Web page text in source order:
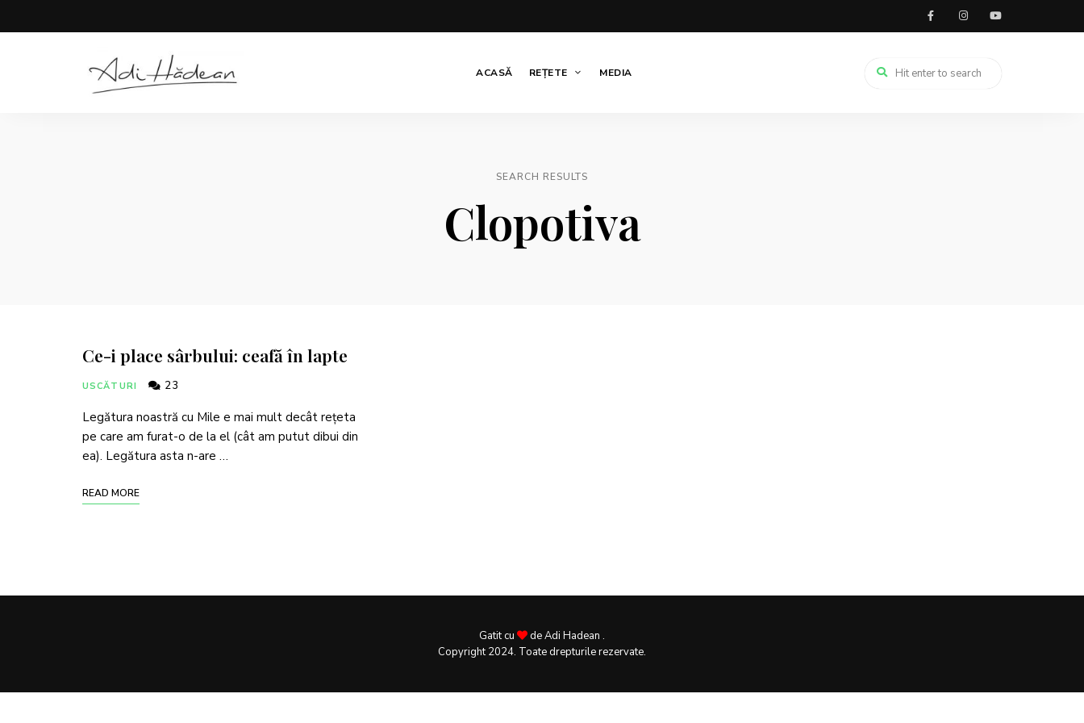
ACASĂ REȚETE MEDIA
SEARCH RESULTS
Clopotiva
Ce-i place sârbului: ceafă în lapte
USCĂTURI 23
Legătura noastră cu Mile e mai mult decât rețeta
pe care am furat-o de la el (cât am putut dibui din
ea). Legătura asta n-are …
READ MORE
Gatit cu
de Adi Hadean .
Copyright 2024. Toate drepturile rezervate.